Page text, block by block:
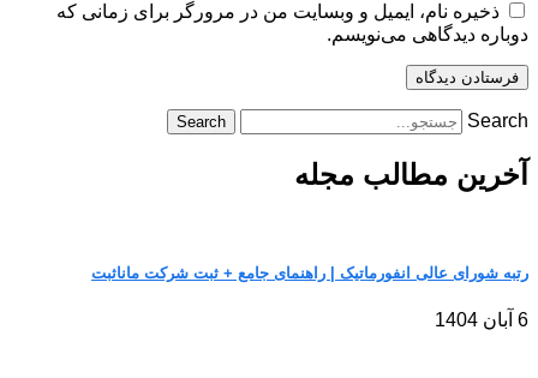
ذخیره نام، ایمیل و وبسایت من در مرورگر برای زمانی که
دوباره دیدگاهی می‌نویسم.
Search
Search
آخرین مطالب مجله
رتبه شورای عالی انفورماتیک | راهنمای جامع + ثبت شرکت مانا‌ثبت
6 آبان 1404